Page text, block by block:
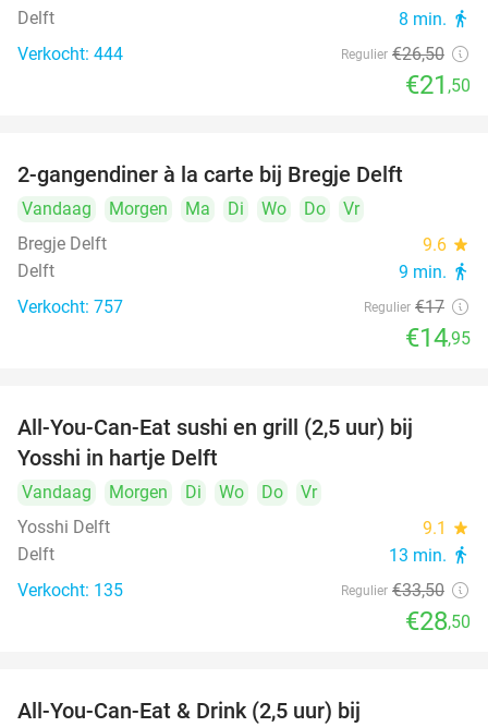
Delft 8 min. directions_walk
Verkocht: 444 Regulier €26,50
€21 ,50
2-gangendiner à la carte bij Bregje Delft
Vandaag Morgen Ma Di Wo Do
Vr
Bregje Delft
9.6 star
Delft 9 min. directions_walk
Verkocht: 757 Regulier €17
€14,95
All-You-Can-Eat sushi en grill (2,5 uur) bij
Yosshi in hartje Delft
Vandaag Morgen Di Wo Do
Vr
Yosshi Delft
9.1 star
Delft 13 min. directions_walk
Verkocht: 135 Regulier €33,50
€28,50
All-You-Can-Eat & Drink (2,5 uur) bij